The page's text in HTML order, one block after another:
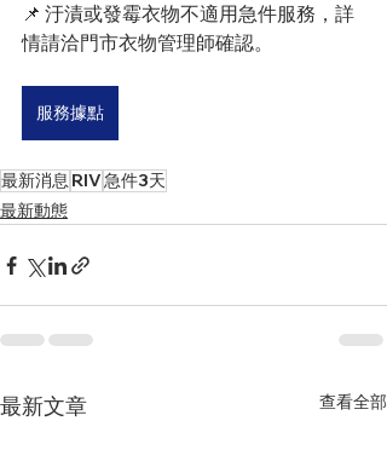
📌 汙漬或發霉衣物不適用急件服務，詳
情請洽門市衣物管理師確認。
服務據點
最新消息 RIV急件3天
最新動態
最新文章 查看全部